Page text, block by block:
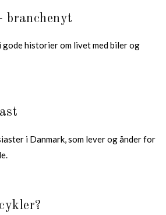
branchenyt
gode historier om livet med biler og
i Danmark, som lever og ånder for